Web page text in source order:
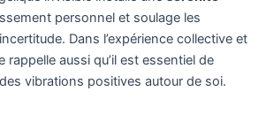
personnel et soulage les
Dans l’expérience collective et
rappelle aussi qu’il est essentiel de
vibrations positives autour de soi.